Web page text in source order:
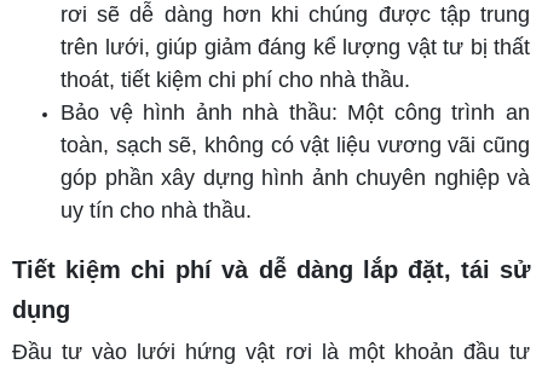
rơi sẽ dễ dàng hơn khi chúng được tập trung
trên lưới, giúp giảm đáng kể lượng vật tư bị thất
thoát, tiết kiệm chi phí cho nhà thầu.
Bảo vệ hình ảnh nhà thầu: Một công trình an
toàn, sạch sẽ, không có vật liệu vương vãi cũng
góp phần xây dựng hình ảnh chuyên nghiệp và
uy tín cho nhà thầu.
Tiết kiệm chi phí và dễ dàng lắp đặt, tái sử
dụng
Đầu tư vào lưới hứng vật rơi là một khoản đầu tư